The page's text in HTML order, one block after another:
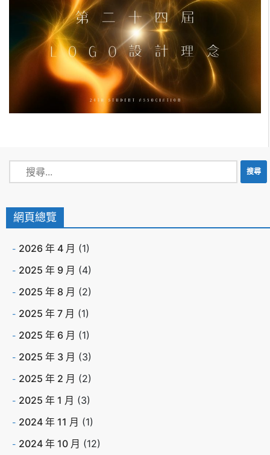
網頁總覽
2026 年 4 月 (1)
2025 年 9 月 (4)
2025 年 8 月 (2)
2025 年 7 月 (1)
2025 年 6 月 (1)
2025 年 3 月 (3)
2025 年 2 月 (2)
2025 年 1 月 (3)
2024 年 11 月 (1)
2024 年 10 月 (12)